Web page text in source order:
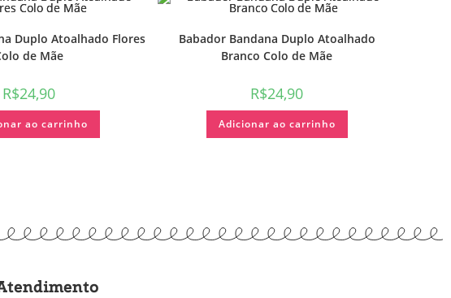
Duplo Atoalhado Flores
de Mãe
R$24,90
ao carrinho
Babador Bandana Duplo Atoalhado
Branco Colo de Mãe
R$24,90
Adicionar ao carrinho